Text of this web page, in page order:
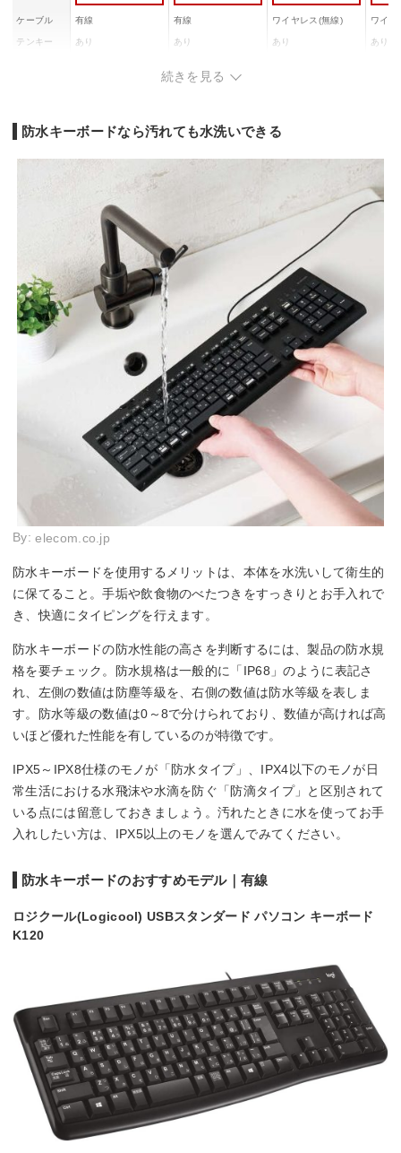
ケーブル 有線 有線 ワイヤレス(無線) ワイヤ
テンキー あり あり あり あり
日本語108
幅441x高さ19.5x奥
幅445x高さ21x奥行
幅441x高さ18x奥行
続きを見る
防水キーボードなら汚れても水洗いできる
By:elecom.co.jp
防水キーボードを使用するメリットは、本体を水洗いして衛生的
に保てること。手垢や飲食物のべたつきをすっきりとお手入れで
き、快適にタイピングを行えます。
防水キーボードの防水性能の高さを判断するには、製品の防水規
格を要チェック。防水規格は一般的に「IP68」のように表記さ
れ、左側の数値は防塵等級を、右側の数値は防水等級を表しま
す。防水等級の数値は0～8で分けられており、数値が高ければ高
いほど優れた性能を有しているのが特徴です。
IPX5～IPX8仕様のモノが「防水タイプ」、IPX4以下のモノが日
常生活における水飛沫や水滴を防ぐ「防滴タイプ」と区別されて
いる点には留意しておきましょう。汚れたときに水を使ってお手
入れしたい方は、IPX5以上のモノを選んでみてください。
防水キーボードのおすすめモデル｜有線
ロジクール(Logicool) USBスタンダード パソコン キーボード
K120